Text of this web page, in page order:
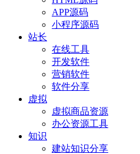
APP源码
小程序源码
站长
在线工具
开发软件
营销软件
软件分享
虚拟
虚拟商品资源
办公资源工具
知识
建站知识分享